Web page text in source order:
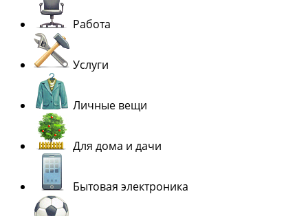
Работа
Услуги
Личные вещи
Для дома и дачи
Бытовая электроника